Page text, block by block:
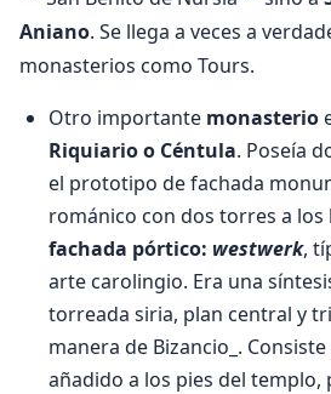
Aniano. Se llega a veces a
monasterios como Tours.
Otro importante monasterio
Riquiario o Céntula. Poseía
el prototipo de fachada
románico con dos torres a los
fachada pórtico: westwerk,
arte carolingio. Era una
torreada siria, plan central y
manera de Bizancio_.
añadido a los pies del templo,